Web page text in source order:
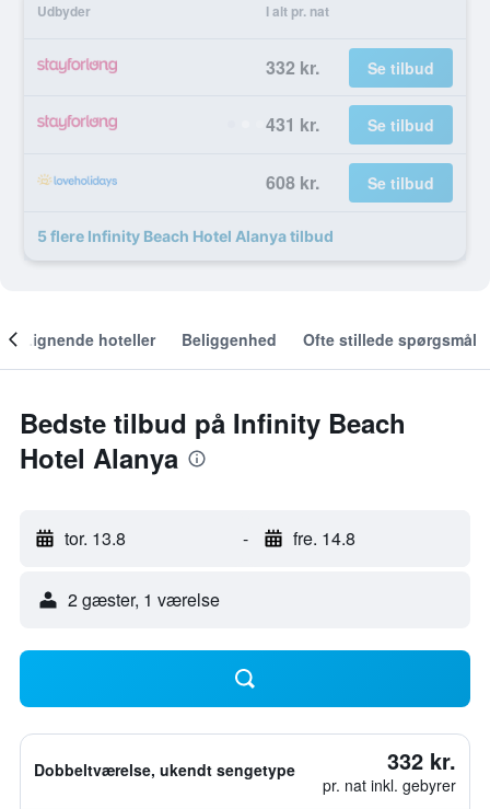
Udbyder I alt pr. nat
332 kr. Se tilbud
431 kr. Se tilbud
608 kr. Se tilbud
5 flere Infinity Beach Hotel Alanya tilbud
Lignende hoteller Beliggenhed Ofte stillede spørgsmål
Bedste tilbud på Infinity Beach
Hotel Alanya
tor. 13.8 - fre. 14.8
2 gæster, 1 værelse
Dobbeltværelse, ukendt sengetype 332 kr.
pr. nat inkl. gebyrer